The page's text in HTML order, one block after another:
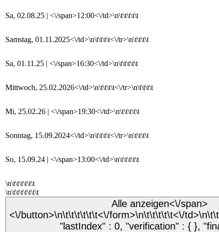
Sa, 02.08.25 | <\/span>12:00<\/td>\n\t\t\t\t\t
Samstag, 01.11.2025<\/td>\n\t\t\t\t<\/tr>\n\t\t\t\t
Sa, 01.11.25 | <\/span>16:30<\/td>\n\t\t\t\t\t
Mittwoch, 25.02.2026<\/td>\n\t\t\t\t<\/tr>\n\t\t\t\t
Mi, 25.02.26 | <\/span>19:30<\/td>\n\t\t\t\t\t
Sonntag, 15.09.2024<\/td>\n\t\t\t\t<\/tr>\n\t\t\t\t
So, 15.09.24 | <\/span>13:00<\/td>\n\t\t\t\t\t
\n\t\t\t\t\t\t
\n\t\t\t\t\t\t\t
Alle anzeigen<\/span>
<\/button>\n\t\t\t\t\t\t<\/form>\n\t\t\t\t\t<\/
"lastIndex"